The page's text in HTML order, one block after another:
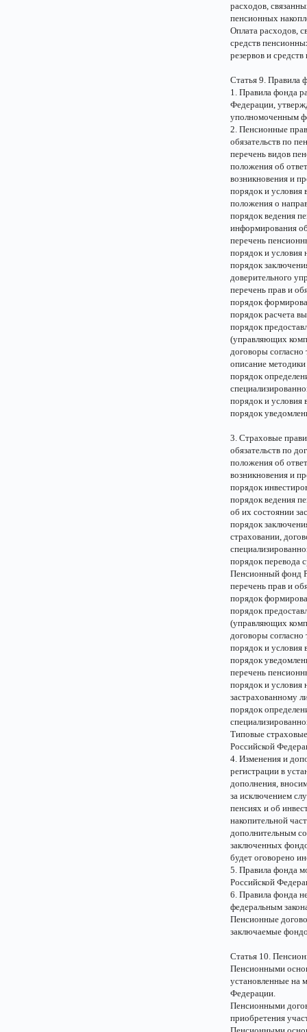
расходов,
пенсионных
Оплата расходов,
средств
резервов и
Статья 9. Правила
1. Правила фонда
Федерации,
уполномоченным
2. Пенсионные
обязательств по
перечень видов
положения об
возникновения и
порядок и условия
положения о
порядок ведения
информирования
перечень
порядок и условия
порядок
доверительного
перечень прав и
порядок
порядок расчета
порядок
(управляющих
договоры
описание
порядок
порядок и условия
порядок
3. Страховые
обязательств по
положения об
возникновения и
порядок
порядок ведения
об их состоянии
порядок
страховании,
порядок перевода
Пенсионный фонд
перечень прав и
порядок
порядок
(управляющих
договоры
порядок и условия
порядок
перечень
порядок и условия
застрахованному
порядок
Типовые
Российской
4. Изменения и
регистрации в
дополнения,
за исключением
пенсиях и об
накопительной
дополнительным
заключенных
будет оговорено
5. Правила фонда
Российской
6. Правила фонда
федеральным
Пенсионные
заключаемые
Статья 10.
Пенсионными
установленные на
Федерации.
Пенсионными
приобретения